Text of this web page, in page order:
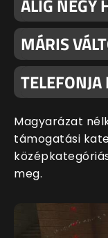
ALIG NÉGY
MÁRIS
Magyarázat
támogatási
meg.